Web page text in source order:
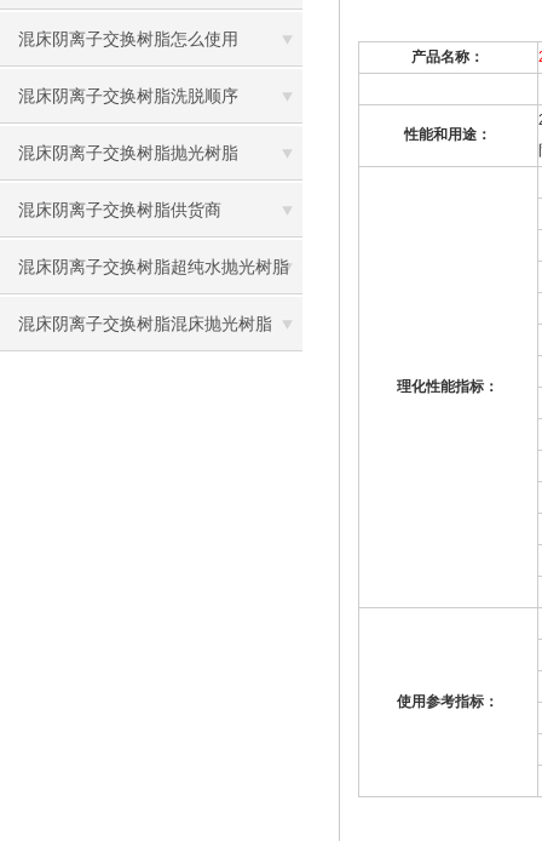
混床阴离子交换树脂怎么使用
混床阴离子交换树脂洗脱顺序
混床阴离子交换树脂抛光树脂
混床阴离子交换树脂供货商
混床阴离子交换树脂超纯水抛光树脂
混床阴离子交换树脂混床抛光树脂
产品名称：
性能和用途：
理化性能指标：
使用参考指标：